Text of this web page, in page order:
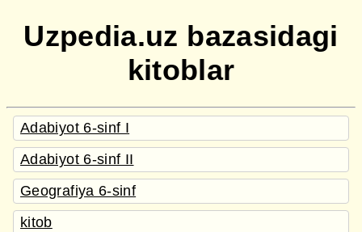
Uzpedia.uz bazasidagi
kitoblar
Adabiyot 6-sinf I
Adabiyot 6-sinf II
Geografiya 6-sinf
kitob